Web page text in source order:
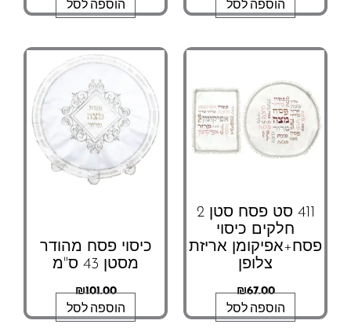
הוספה לסל הוספה לסל
411 סט פסח סטן 2
חלקים כיסוי
פסח+אפיקומן אריזת
צלופן
₪67.00
הוספה לסל
כיסוי פסח מהודר
מסטן 43 ס"מ
₪101.00
הוספה לסל